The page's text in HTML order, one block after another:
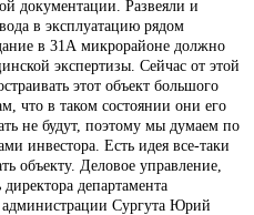
документации. Развеяли и
в эксплуатацию рядом
в 31А микрорайоне должно
экспертизы. Сейчас от этой
этот объект большого
что в таком состоянии они его
не будут, поэтому мы думаем по
инвестора. Есть идея все-таки
объекту. Деловое управление,
департамента
администрации Сургута Юрий